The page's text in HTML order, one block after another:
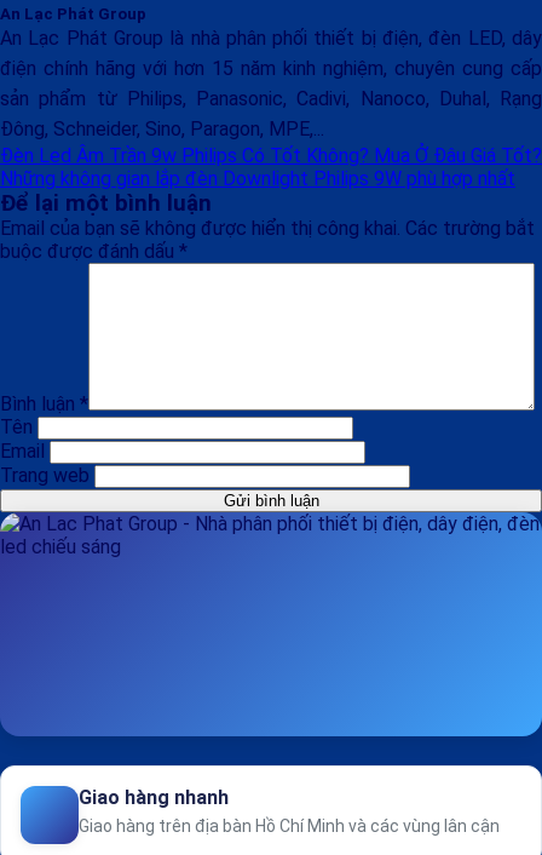
An Lạc Phát Group
An Lạc Phát Group là nhà phân phối thiết bị điện, đèn LED, dây
điện chính hãng với hơn 15 năm kinh nghiệm, chuyên cung cấp
sản phẩm từ Philips, Panasonic, Cadivi, Nanoco, Duhal, Rạng
Đông, Schneider, Sino, Paragon, MPE,...
Đèn Led Âm Trần 9w Philips Có Tốt Không? Mua Ở Đâu Giá Tốt?
Những không gian lắp đèn Downlight Philips 9W phù hợp nhất
Để lại một bình luận
Email của bạn sẽ không được hiển thị công khai. Các trường bắt
buộc được đánh dấu *
Bình luận *
Tên
Email
Trang web
Giao hàng nhanh
Giao hàng trên địa bàn Hồ Chí Minh và các vùng lân cận